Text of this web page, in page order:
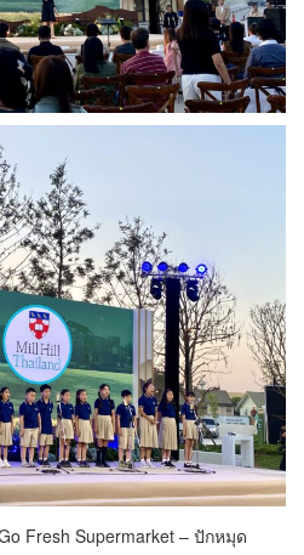
Fresh Supermarket – ปักหมุด